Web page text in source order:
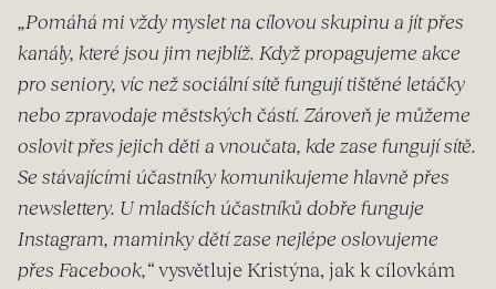
„Pomáhá mi vždy myslet na cílovou skupinu a jít přes
kanály, které jsou jim nejblíž. Když propagujeme akce
pro seniory, víc než sociální sítě fungují tištěné letáčky
nebo zpravodaje městských částí. Zároveň je můžeme
oslovit přes jejich děti a vnoučata, kde zase fungují sítě.
Se stávajícími účastníky komunikujeme hlavně přes
newslettery. U mladších účastníků dobře funguje
Instagram, maminky dětí zase nejlépe oslovujeme
přes Facebook,“ vysvětluje Kristýna, jak k cílovkám